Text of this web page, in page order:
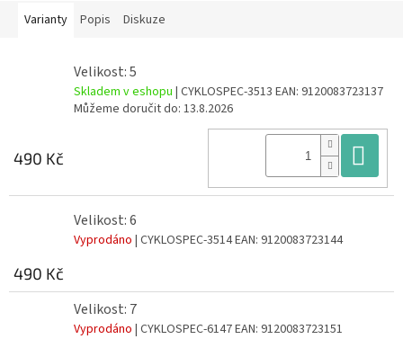
Varianty Popis Diskuze
Velikost: 5
Skladem v eshopu | CYKLOSPEC-3513 EAN: 9120083723137
Můžeme doručit do: 13.8.2026
490 Kč
Velikost: 6
Vyprodáno | CYKLOSPEC-3514EAN: 9120083723144
490 Kč
Velikost: 7
Vyprodáno | CYKLOSPEC-6147EAN: 9120083723151